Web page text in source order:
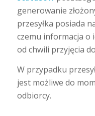
generowanie
przesyłka posiada
czemu informacja o
od chwili przyjęcia
W przypadku
jest możliwe do
odbiorcy.